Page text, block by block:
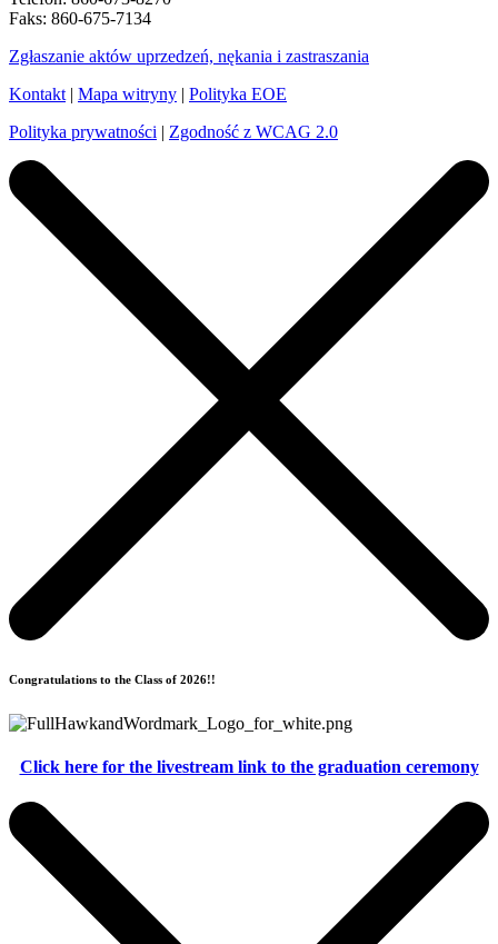
Faks: 860-675-7134
Zgłaszanie aktów uprzedzeń, nękania i zastraszania
Kontakt | Mapa witryny | Polityka EOE
Polityka prywatności | Zgodność z WCAG 2.0
Congratulations to the Class of 2026!!
Click here for the livestream link to the graduation ceremony